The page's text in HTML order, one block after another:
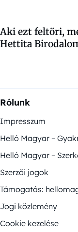
Aki ezt feltöri,
Hettita
Rólunk
Impresszum
Helló Magyar –
Helló Magyar –
Szerzői jogok
Támogatás:
Jogi közlemény
Cookie kezelése